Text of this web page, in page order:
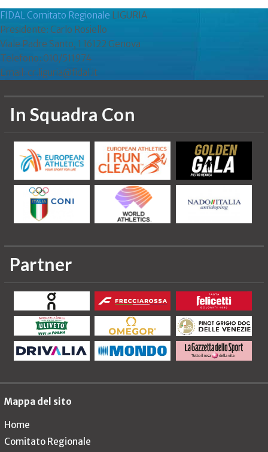
FIDAL Comitato Regionale LIGURIA
Presidente: Carlo Rosiello
Viale Padre Santo, 1 16122 Genova
Telefono: 010/511974
Email: cr.liguria@fidal.it
In Squadra Con
Partner
Mappa del sito
Home
Comitato Regionale